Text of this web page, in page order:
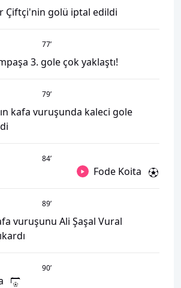
Çiftçi'nin golü iptal edildi
77’
3. gole çok yaklaştı!
79’
kafa vuruşunda kaleci gole
84’
Fode Koita
89’
vuruşunu Ali Şaşal Vural
90’